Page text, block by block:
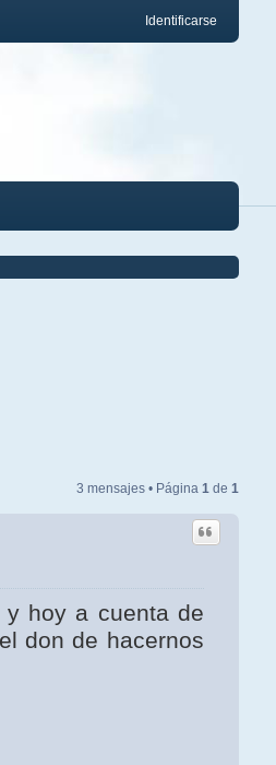
Identificarse
3 mensajes • Página 1de 1
y hoy a cuenta de
don de hacernos